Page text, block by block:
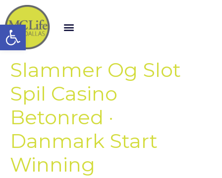
Open toolbar
Slammer Og Slot
Spil Casino
Betonred ·
Danmark Start
Winning